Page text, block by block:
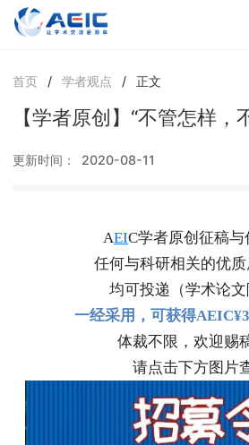
首页 / 学者观点 / 正文
【学者原创】“不管怎样，
更新时间： 2020-08-11
AEIC学者原创征稿与
任何与科研相关的优
均可投递（学术论文
一经采用，可获得
体裁不限，欢迎赐
请点击下方图片